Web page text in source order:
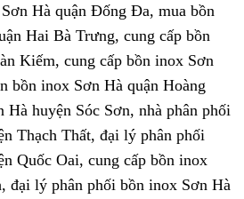
Hà quận Đống Đa, mua bồn
Hai Bà Trưng, cung cấp bồn
Kiếm, cung cấp bồn inox Sơn
bồn inox Sơn Hà quận Hoàng
huyện Sóc Sơn, nhà phân phối
Thạch Thất, đại lý phân phối
Quốc Oai, cung cấp bồn inox
đại lý phân phối bồn inox Sơn Hà